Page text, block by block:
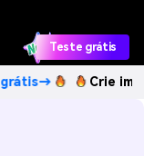
Teste grátis
Crie imagens